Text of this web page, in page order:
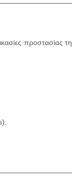
προστασίας